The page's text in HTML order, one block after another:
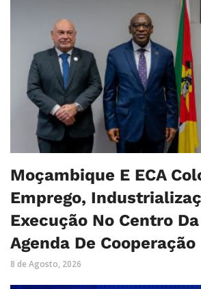
Moçambique E ECA
Emprego,
Execução No Centro
Agenda De Cooperação
8 de Agosto, 2026